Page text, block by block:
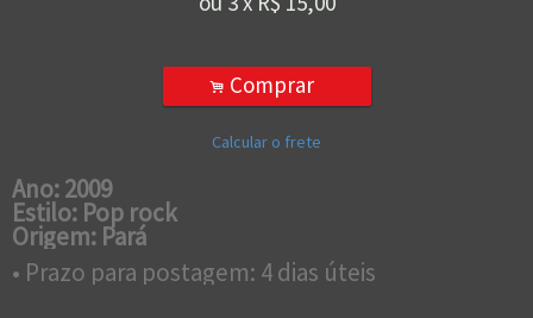
. Comprar
Calcular o frete
Ano: 2009
Estilo: Pop rock
Origem: Pará
• Prazo para postagem: 4 dias úteis